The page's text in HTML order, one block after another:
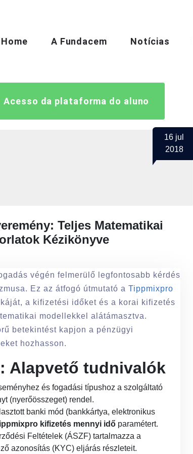
Home A Fundacem Notícias
Acesso da plataforma do aluno
16 jul
2018
Teljes Matematikai
Kézikönyve
végén felmerülő legfontosabb kérdés
Ez az átfogó útmutató a Tippmixpro
a kifizetési időket és a korai kifizetés
modellekkel alátámasztva.
betekintést kapjon a pénzügyi
hozhasson.
Alapvető tudnivalók
és fogadási típushoz a szolgáltató
(nyerőösszeget) rendel.
banki mód (bankkártya, elektronikus
kifizetés mennyi idő paramétert.
Feltételek (ÁSZF) tartalmazza a
azonosítás (KYC) eljárás részleteit.